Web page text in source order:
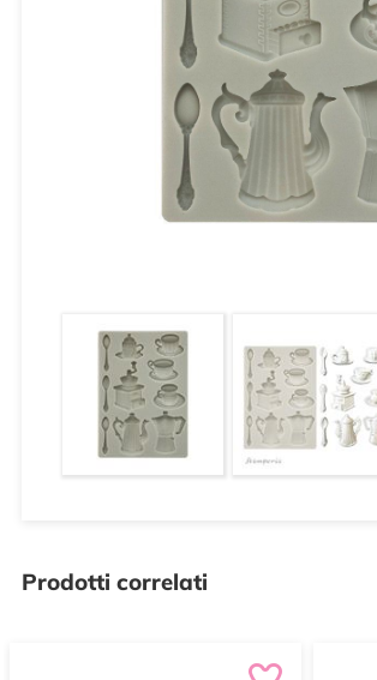
Prodotti correlati